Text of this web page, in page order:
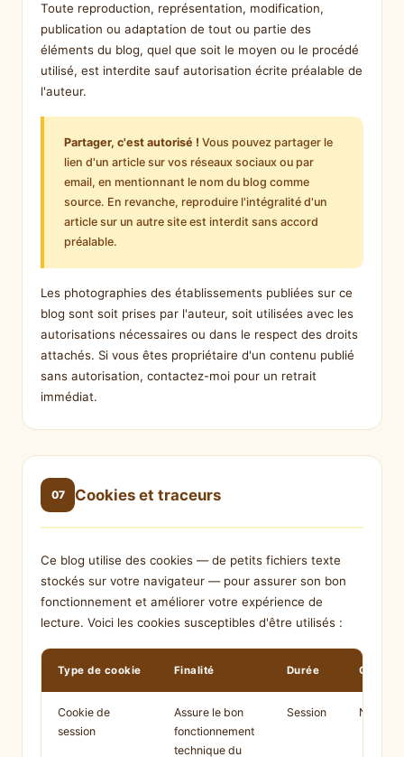
Toute reproduction, représentation, modification,
publication ou adaptation de tout ou partie des
éléments du blog, quel que soit le moyen ou le procédé
utilisé, est interdite sauf autorisation écrite préalable de
l'auteur.
Partager, c'est autorisé ! Vous pouvez partager le
lien d'un article sur vos réseaux sociaux ou par
email, en mentionnant le nom du blog comme
source. En revanche, reproduire l'intégralité d'un
article sur un autre site est interdit sans accord
préalable.
Les photographies des établissements publiées sur ce
blog sont soit prises par l'auteur, soit utilisées avec les
autorisations nécessaires ou dans le respect des droits
attachés. Si vous êtes propriétaire d'un contenu publié
sans autorisation, contactez-moi pour un retrait
immédiat.
07 Cookies et traceurs
Ce blog utilise des cookies — de petits fichiers texte
stockés sur votre navigateur — pour assurer son bon
fonctionnement et améliorer votre expérience de
lecture. Voici les cookies susceptibles d'être utilisés :
Type de cookie Finalité Durée
Cookie de
session
Assure le bon
fonctionnement
technique du
Session